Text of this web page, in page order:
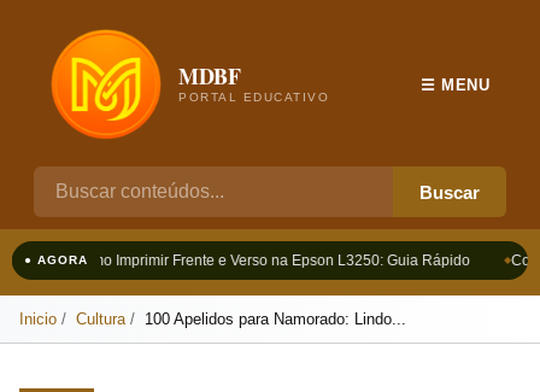
MDBF
PORTAL EDUCATIVO
Buscar
☰ MENU
● AGORAComo Imprimir Frente e Verso na Epson L3250: Guia Rápido
Inicio Cultura 100 Apelidos para Namorado: Lindo...